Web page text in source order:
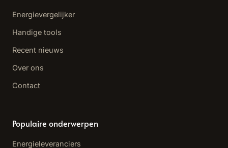
Energievergelijker
Handige tools
Recent nieuws
Over ons
Contact
Populaire onderwerpen
Energieleveranciers